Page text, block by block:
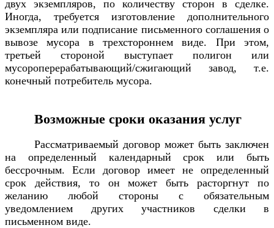
двух экземпляров, по количеству сторон в сделке.
Иногда, требуется изготовление дополнительного
экземпляра или подписание письменного соглашения о
вывозе мусора в трехстороннем виде. При этом,
третьей стороной выступает полигон или
мусороперерабатывающий/сжигающий завод, т.е.
конечный потребитель мусора.
Возможные сроки оказания услуг
Рассматриваемый договор может быть заключен
на определенный календарный срок или быть
бессрочным. Если договор имеет не определенный
срок действия, то он может быть расторгнут по
желанию любой стороны с обязательным
уведомлением других участников сделки в
письменном виде.